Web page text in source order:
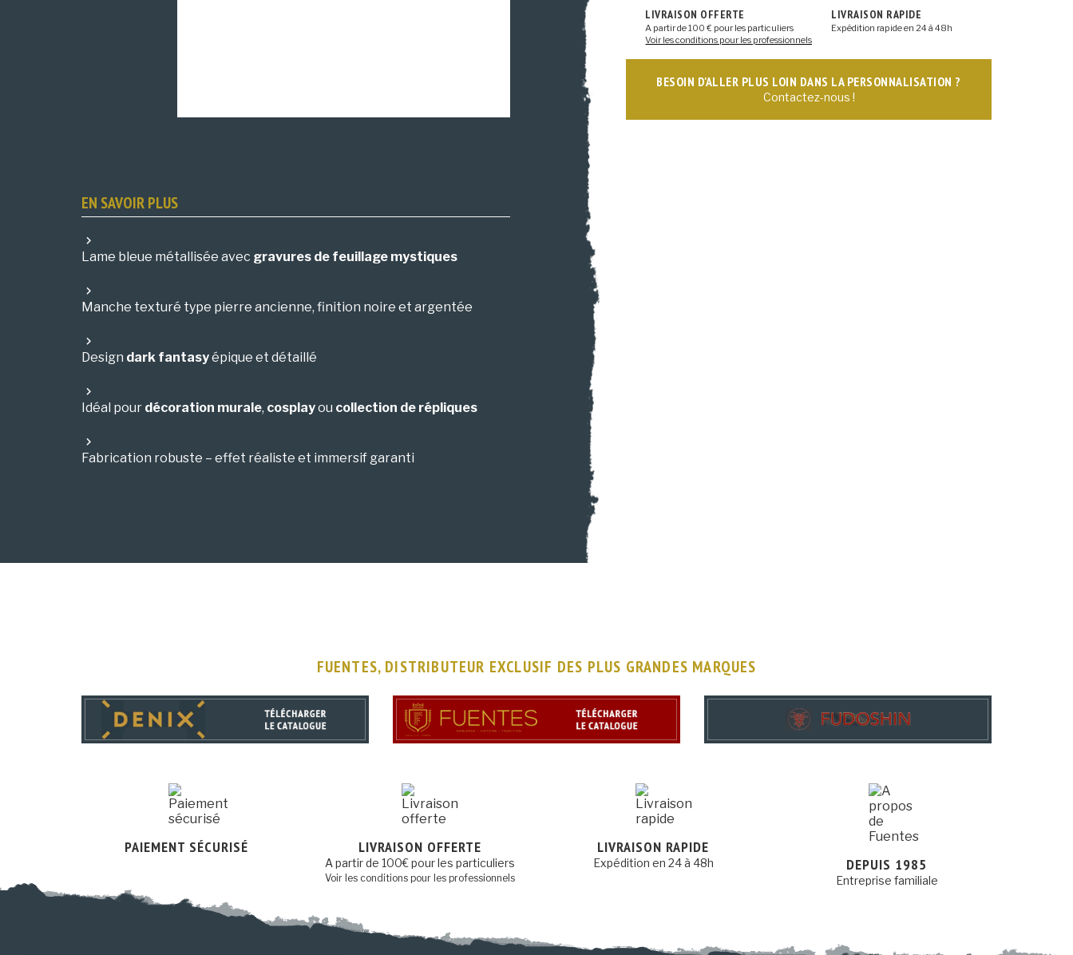
EN SAVOIR PLUS
Lame bleue métallisée avec gravures de feuillage mystiques
Manche texturé type pierre ancienne, finition noire et argentée
Design dark fantasyépique et détaillé
Idéal pour décoration murale, cosplayou collection de répliques
Fabrication robuste – effet réaliste et immersif garanti
LIVRAISON OFFERTE
A partir de 100 € pour les particuliers
Voir les conditions pour les professionnels
LIVRAISON RAPIDE
Expédition rapide en 24 à 48h
BESOIN D'ALLER PLUS LOIN DANS LA PERSONNALISATION ?
Contactez-nous !
FUENTES, DISTRIBUTEUR EXCLUSIF DES PLUS GRANDES MARQUES
PAIEMENT SÉCURISÉ LIVRAISON OFFERTE
A partir de 100€ pour les particuliers
Voir les conditions pour les professionnels
LIVRAISON RAPIDE
Expédition en 24 à 48h DEPUIS 1985
Entreprise familiale